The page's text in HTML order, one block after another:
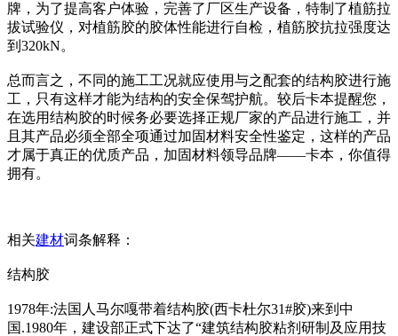
牌，为了提高客户体验，完善了厂区生产设备，特制了植筋拉
拔试验仪，对植筋胶的胶体性能进行自检，植筋胶抗拉强度达
到320kN。
总而言之，不同的施工工况就应使用与之配套的结构胶进行施
工，只有这样才能为结构的安全保驾护航。较后卡本提醒您，
在选用结构胶的时候务必要选择正规厂家的产品进行施工，并
且其产品必须全部全项通过加固材料安全性鉴定，这样的产品
才属于真正的优质产品，加固材料领导品牌——卡本，你值得
拥有。
相关建材词条解释：
结构胶
1978年:法国人马尔嘎带着结构胶(西卡杜尔31#胶)来到中
国.1980年，建设部正式下达了“建筑结构胶粘剂研制及应用技